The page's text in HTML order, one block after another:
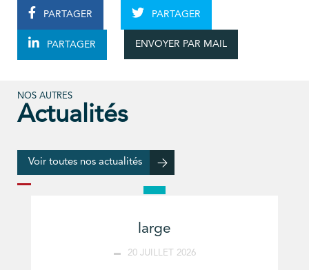
PARTAGER PARTAGER
PARTAGER ENVOYER PAR MAIL
NOS AUTRES
Actualités
Voir toutes nos actualités
large
20 JUILLET 2026